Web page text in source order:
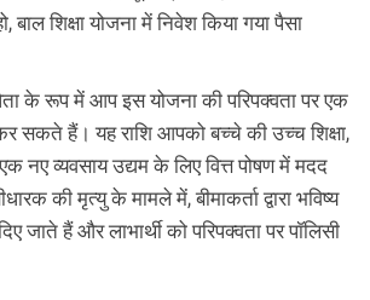
शिक्षा योजना में निवेश किया गया पैसा
के रूप में आप इस योजना की परिपक्वता पर एक
कर सकते हैं। यह राशि आपको बच्चे की उच्च शिक्षा,
नए व्यवसाय उद्यम के लिए वित्त पोषण में मदद
की मृत्यु के मामले में, बीमाकर्ता द्वारा भविष्य
जाते हैं और लाभार्थी को परिपक्वता पर पॉलिसी